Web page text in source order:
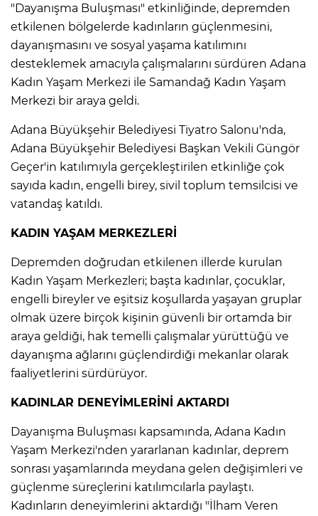
"Dayanışma Buluşması" etkinliğinde, depremden
etkilenen bölgelerde kadınların güçlenmesini,
dayanışmasını ve sosyal yaşama katılımını
desteklemek amacıyla çalışmalarını sürdüren Adana
Kadın Yaşam Merkezi ile Samandağ Kadın Yaşam
Merkezi bir araya geldi.
Adana Büyükşehir Belediyesi Tiyatro Salonu'nda,
Adana Büyükşehir Belediyesi Başkan Vekili Güngör
Geçer'in katılımıyla gerçekleştirilen etkinliğe çok
sayıda kadın, engelli birey, sivil toplum temsilcisi ve
vatandaş katıldı.
KADIN YAŞAM MERKEZLERİ
Depremden doğrudan etkilenen illerde kurulan
Kadın Yaşam Merkezleri; başta kadınlar, çocuklar,
engelli bireyler ve eşitsiz koşullarda yaşayan gruplar
olmak üzere birçok kişinin güvenli bir ortamda bir
araya geldiği, hak temelli çalışmalar yürüttüğü ve
dayanışma ağlarını güçlendirdiği mekanlar olarak
faaliyetlerini sürdürüyor.
KADINLAR DENEYİMLERİNİ AKTARDI
Dayanışma Buluşması kapsamında, Adana Kadın
Yaşam Merkezi'nden yararlanan kadınlar, deprem
sonrası yaşamlarında meydana gelen değişimleri ve
güçlenme süreçlerini katılımcılarla paylaştı.
Kadınların deneyimlerini aktardığı "İlham Veren